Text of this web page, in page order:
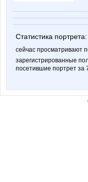
Статистика портрета:
сейчас просматривают
зарегистрированные
посетившие портрет за